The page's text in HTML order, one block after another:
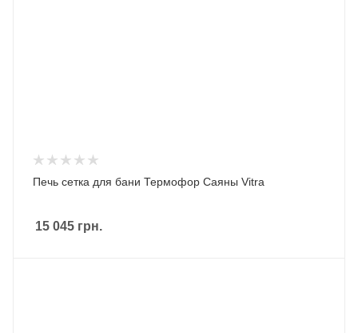
Печь сетка для бани Термофор Саяны Vitra
15 045 грн.